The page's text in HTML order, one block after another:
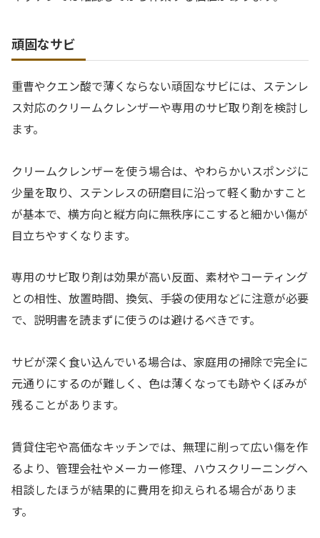
頑固なサビ
重曹やクエン酸で薄くならない頑固なサビには、ステンレ
ス対応のクリームクレンザーや専用のサビ取り剤を検討し
ます。
クリームクレンザーを使う場合は、やわらかいスポンジに
少量を取り、ステンレスの研磨目に沿って軽く動かすこと
が基本で、横方向と縦方向に無秩序にこすると細かい傷が
目立ちやすくなります。
専用のサビ取り剤は効果が高い反面、素材やコーティング
との相性、放置時間、換気、手袋の使用などに注意が必要
で、説明書を読まずに使うのは避けるべきです。
サビが深く食い込んでいる場合は、家庭用の掃除で完全に
元通りにするのが難しく、色は薄くなっても跡やくぼみが
残ることがあります。
賃貸住宅や高価なキッチンでは、無理に削って広い傷を作
るより、管理会社やメーカー修理、ハウスクリーニングへ
相談したほうが結果的に費用を抑えられる場合がありま
す。